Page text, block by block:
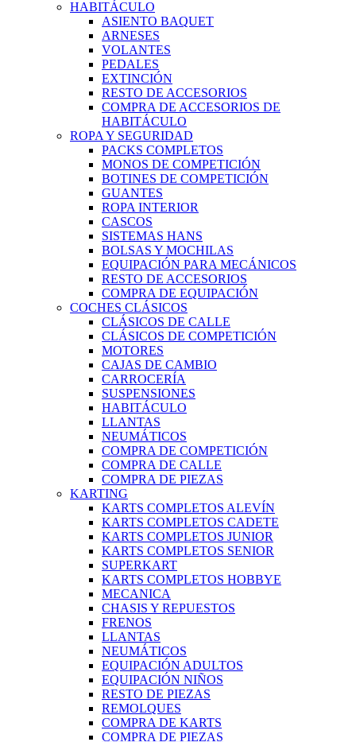
HABITÁCULO
ASIENTO BAQUET
ARNESES
VOLANTES
PEDALES
EXTINCIÓN
RESTO DE ACCESORIOS
COMPRA DE ACCESORIOS DE
HABITÁCULO
ROPA Y SEGURIDAD
PACKS COMPLETOS
MONOS DE COMPETICIÓN
BOTINES DE COMPETICIÓN
GUANTES
ROPA INTERIOR
CASCOS
SISTEMAS HANS
BOLSAS Y MOCHILAS
EQUIPACIÓN PARA MECÁNICOS
RESTO DE ACCESORIOS
COMPRA DE EQUIPACIÓN
COCHES CLÁSICOS
CLÁSICOS DE CALLE
CLÁSICOS DE COMPETICIÓN
MOTORES
CAJAS DE CAMBIO
CARROCERÍA
SUSPENSIONES
HABITÁCULO
LLANTAS
NEUMÁTICOS
COMPRA DE COMPETICIÓN
COMPRA DE CALLE
COMPRA DE PIEZAS
KARTING
KARTS COMPLETOS ALEVÍN
KARTS COMPLETOS CADETE
KARTS COMPLETOS JUNIOR
KARTS COMPLETOS SENIOR
SUPERKART
KARTS COMPLETOS HOBBYE
MECANICA
CHASIS Y REPUESTOS
FRENOS
LLANTAS
NEUMÁTICOS
EQUIPACIÓN ADULTOS
EQUIPACIÓN NIÑOS
RESTO DE PIEZAS
REMOLQUES
COMPRA DE KARTS
COMPRA DE PIEZAS